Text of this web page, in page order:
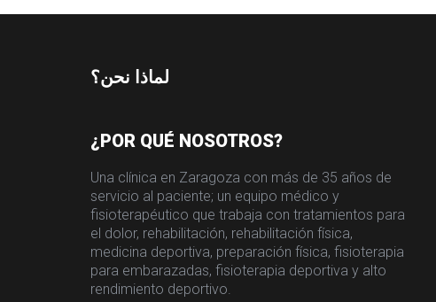
لماذا نحن؟
¿POR QUÉ NOSOTROS?
Una clínica en Zaragoza con más de 35 años de
servicio al paciente; un equipo médico y
fisioterapéutico que trabaja con tratamientos para
el dolor, rehabilitación, rehabilitación física,
medicina deportiva, preparación física, fisioterapia
para embarazadas, fisioterapia deportiva y alto
rendimiento deportivo.